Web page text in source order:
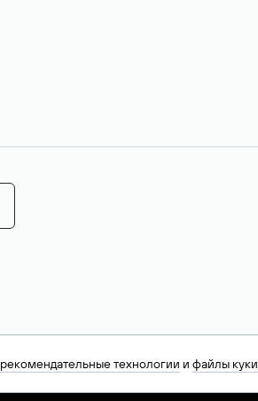
рекомендательные технологии и файлы куки